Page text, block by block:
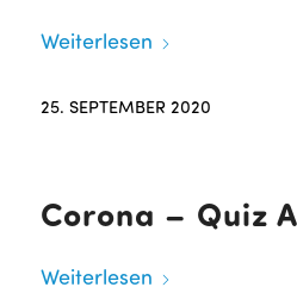
Weiterlesen
25. SEPTEMBER 2020
Corona – Quiz
Weiterlesen